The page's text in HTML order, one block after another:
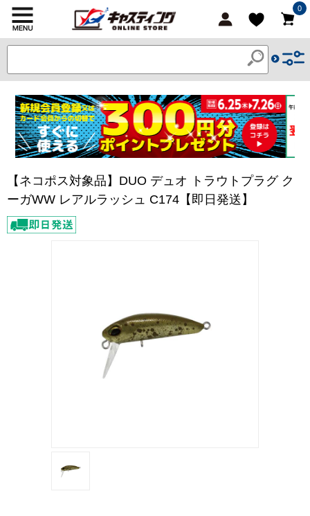
0
【ネコポス対象品】DUO デュオ トラウトプラグ ク
ーガWW レアルラッシュ C174【即日発送】